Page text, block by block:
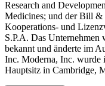
Research and
Medicines; und der Bill &
Kooperations- und
S.P.A. Das Unternehmen
bekannt und änderte im
Inc. Moderna, Inc. wurde
Hauptsitz in Cambridge,